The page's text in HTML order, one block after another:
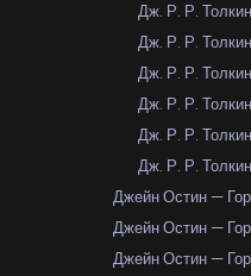
Дж. Р. Р.
Дж. Р. Р.
Дж. Р. Р.
Дж. Р. Р.
Дж. Р. Р.
Дж. Р. Р.
Джейн Остин —
Джейн Остин —
Джейн Остин —